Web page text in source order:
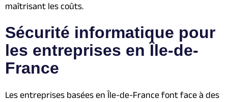
maîtrisant les coûts.
Sécurité informatique pour
les entreprises en Île-de-
France
Les entreprises basées en Île-de-France font face à des